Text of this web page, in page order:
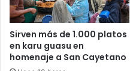
Sirven más de 1.000 platos
en karu guasu en
homenaje a San Cayetano